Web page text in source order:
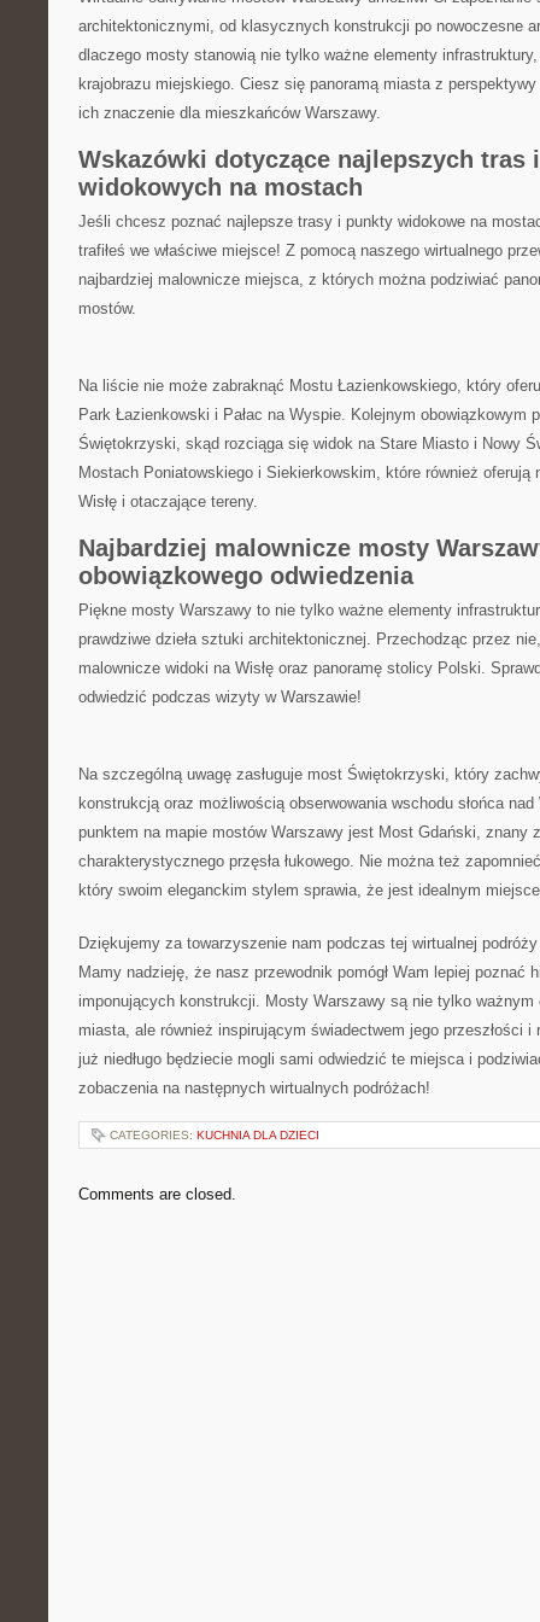
architektonicznymi, od klasycznych konstrukcji po nowoczesne
dlaczego mosty ⁤stanowią nie⁣ tylko​ ważne elementy
krajobrazu miejskiego. Ciesz się panoramą ‍miasta ‌z
ich znaczenie ‍dla mieszkańców Warszawy.
Wskazówki⁤ dotyczące⁣ najlepszych ⁤tras
widokowych⁢ na ⁤mostach
Jeśli‌ chcesz poznać⁣ najlepsze trasy i punkty widokowe na
trafiłeś we właściwe⁢ miejsce! Z ‌pomocą naszego wirtualnego
‌najbardziej malownicze miejsca, z ​których można podziwiać
mostów.
Na ⁣liście nie może zabraknąć Mostu ‍Łazienkowskiego, który​
Park Łazienkowski⁣ i Pałac ⁤na ​Wyspie. ‍Kolejnym obowiązkowym
Świętokrzyski, skąd​ rozciąga się ‍widok na Stare Miasto i‍ Nowy
Mostach⁣ Poniatowskiego i Siekierkowskim, które⁣ również⁣ oferują
Wisłę i otaczające tereny.
Najbardziej malownicze ⁤mosty
obowiązkowego odwiedzenia
Piękne mosty​ Warszawy ‍to⁣ nie tylko ‍ważne elementy
prawdziwe dzieła sztuki architektonicznej. Przechodząc przez
malownicze widoki⁣ na‌ Wisłę oraz panoramę stolicy Polski.
odwiedzić ​podczas wizyty w ‌Warszawie!
Na szczególną uwagę zasługuje most Świętokrzyski, ‍który
konstrukcją oraz ⁢możliwością obserwowania wschodu słońca
punktem na mapie ⁤mostów Warszawy jest Most Gdański, ​znany
charakterystycznego przęsła łukowego. Nie można ​też
który swoim eleganckim stylem sprawia, ‌że jest⁣ idealnym
Dziękujemy ⁢za towarzyszenie nam‌ podczas tej wirtualnej
Mamy⁢ nadzieję, że nasz przewodnik​ pomógł Wam lepiej poznać
imponujących⁢ konstrukcji. ⁢Mosty ⁣Warszawy ⁤są nie tylko ważnym
miasta, ale również inspirującym ‌świadectwem jego przeszłości
⁢już niedługo będziecie mogli sami odwiedzić te miejsca ⁤i
zobaczenia na ‍następnych wirtualnych ⁢podróżach!
CATEGORIES: KUCHNIA DLA DZIECI
Comments are closed.